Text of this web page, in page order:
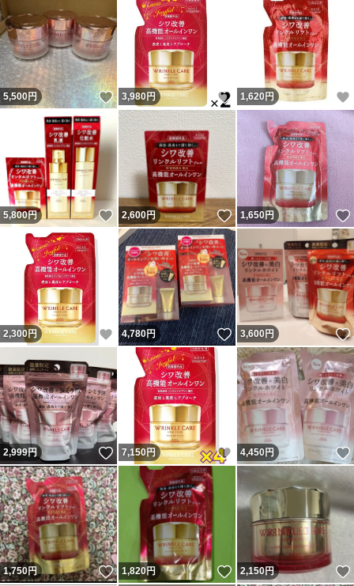
5,500円 いいね！
3,980円 いいね！
1,620 円
5,800円 いいね！
2,600円 いいね！
1,650円
2,300円 いいね！
4,780円 いいね！
3,600円
2,999円 いいね！
7,150円 いいね！
4,450円
1,750円 いいね！
1,820円 いいね！
2,150円